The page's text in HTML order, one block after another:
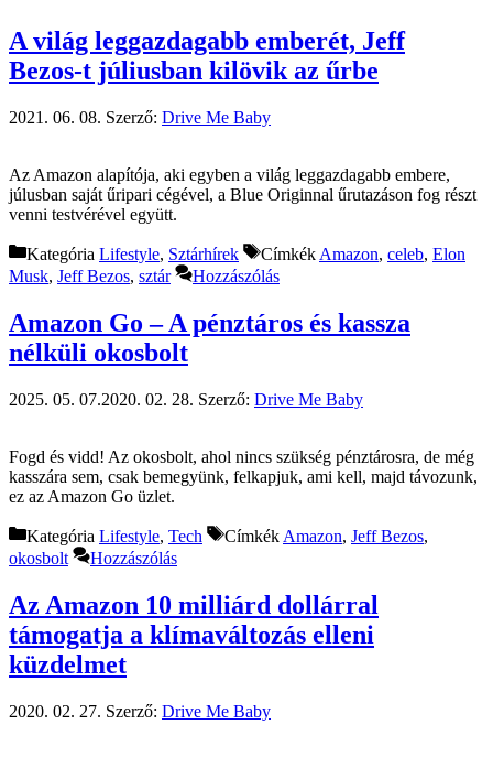
A világ leggazdagabb emberét, Jeff
Bezos-t júliusban kilövik az űrbe
2021. 06. 08. Szerző: Drive Me Baby
Az Amazon alapítója, aki egyben a világ leggazdagabb embere,
júlusban saját űripari cégével, a Blue Originnal űrutazáson fog részt
venni testvérével együtt.
Kategória Lifestyle, Sztárhírek Címkék Amazon, celeb, Elon
Musk, Jeff Bezos, sztár Hozzászólás
Amazon Go – A pénztáros és kassza
nélküli okosbolt
2025. 05. 07.2020. 02. 28. Szerző: Drive Me Baby
Fogd és vidd! Az okosbolt, ahol nincs szükség pénztárosra, de még
kasszára sem, csak bemegyünk, felkapjuk, ami kell, majd távozunk,
ez az Amazon Go üzlet.
Kategória Lifestyle, Tech Címkék Amazon, Jeff Bezos,
okosbolt
Hozzászólás
Az Amazon 10 milliárd dollárral
támogatja a klímaváltozás elleni
küzdelmet
2020. 02. 27. Szerző: Drive Me Baby